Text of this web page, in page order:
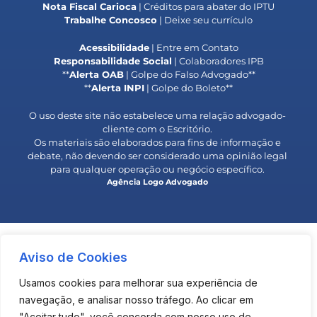
Aviso de Cookies
Usamos cookies para melhorar sua experiência de
navegação, e analisar nosso tráfego. Ao clicar em
Nota Fiscal Carioca | Créditos para abater do IPTU
Trabalhe Concosco | Deixe seu currículo
Acessibilidade| Entre em Contato
Responsabilidade Social | Colaboradores IPB
**Alerta OAB| Golpe do Falso Advogado**
**Alerta INPI | Golpe do Boleto**
O uso deste site não estabelece uma relação advogado-
cliente com o Escritório.
Os materiais são elaborados para fins de informação e
debate, não devendo ser considerado uma opinião legal
para qualquer operação ou negócio específico.
Agência Logo Advogado